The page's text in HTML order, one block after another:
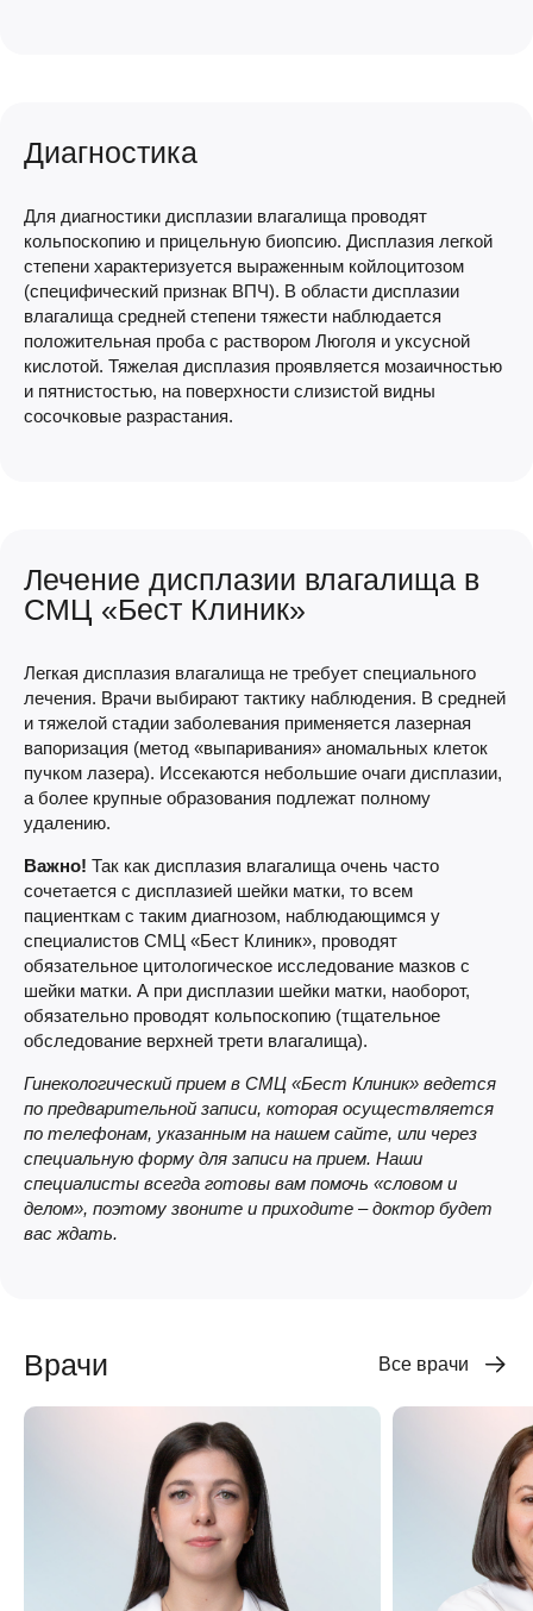
Диагностика
Для диагностики дисплазии влагалища проводят
кольпоскопию и прицельную биопсию. Дисплазия легкой
степени характеризуется выраженным койлоцитозом
(специфический признак ВПЧ). В области дисплазии
влагалища средней степени тяжести наблюдается
положительная проба с раствором Люголя и уксусной
кислотой. Тяжелая дисплазия проявляется мозаичностью
и пятнистостью, на поверхности слизистой видны
сосочковые разрастания.
Лечение дисплазии влагалища в
СМЦ «Бест Клиник»
Легкая дисплазия влагалища не требует специального
лечения. Врачи выбирают тактику наблюдения. В средней
и тяжелой стадии заболевания применяется лазерная
вапоризация (метод «выпаривания» аномальных клеток
пучком лазера). Иссекаются небольшие очаги дисплазии,
а более крупные образования подлежат полному
удалению.
Важно! Так как дисплазия влагалища очень часто
сочетается с дисплазией шейки матки, то всем
пациенткам с таким диагнозом, наблюдающимся у
специалистов СМЦ «Бест Клиник», проводят
обязательное цитологическое исследование мазков с
шейки матки. А при дисплазии шейки матки, наоборот,
обязательно проводят кольпоскопию (тщательное
обследование верхней трети влагалища).
Гинекологический прием в СМЦ «Бест Клиник» ведется
по предварительной записи, которая осуществляется
по телефонам, указанным на нашем сайте, или через
специальную форму для записи на прием. Наши
специалисты всегда готовы вам помочь «словом и
делом», поэтому звоните и приходите – доктор будет
вас ждать.
Врачи Все врачи